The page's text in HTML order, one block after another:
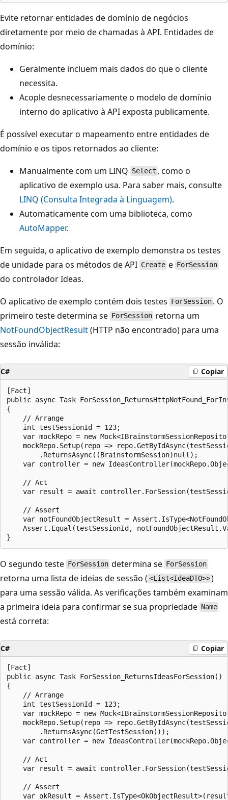
Evite retornar entidades de domínio de negócios
diretamente por meio de chamadas à API. Entidades de
domínio:
Geralmente incluem mais dados do que o cliente
necessita.
Acople desnecessariamente o modelo de domínio
interno do aplicativo à API exposta publicamente.
É possível executar o mapeamento entre entidades de
domínio e os tipos retornados ao cliente:
Manualmente com um LINQ Select , como o
aplicativo de exemplo usa. Para saber mais, consulte
LINQ (Consulta Integrada à Linguagem).
Automaticamente com uma biblioteca, como
AutoMapper.
Em seguida, o aplicativo de exemplo demonstra os testes
de unidade para os métodos de API Create e ForSession
do controlador Ideas.
O aplicativo de exemplo contém dois testes ForSession . O
primeiro teste determina se ForSession retorna um
NotFoundObjectResult(HTTP não encontrado) para uma
sessão inválida:
C# Copiar
[Fact]
public async Task
{
    // Arrange
    int testSessionId = 123;
var mockRepo = new
mockRepo.Setup(repo =>
        .ReturnsAsync((BrainstormSession)null);
var controller = new
    // Act
var result = await
    // Assert
var notFoundObjectResult =
Assert.Equal(testSessionId,
O segundo teste ForSession determina se ForSession
retorna uma lista de ideias de sessão ( <List<IdeaDTO>>)
para uma sessão válida. As verificações também examinam
a primeira ideia para confirmar se sua propriedade Name
está correta:
C# Copiar
[Fact]
public async Task ForSession_ReturnsIdeasForSession()
{
    // Arrange
    int testSessionId = 123;
var mockRepo = new
mockRepo.Setup(repo =>
        .ReturnsAsync(GetTestSession());
var controller = new
    // Act
var result = await
    // Assert
var okResult =